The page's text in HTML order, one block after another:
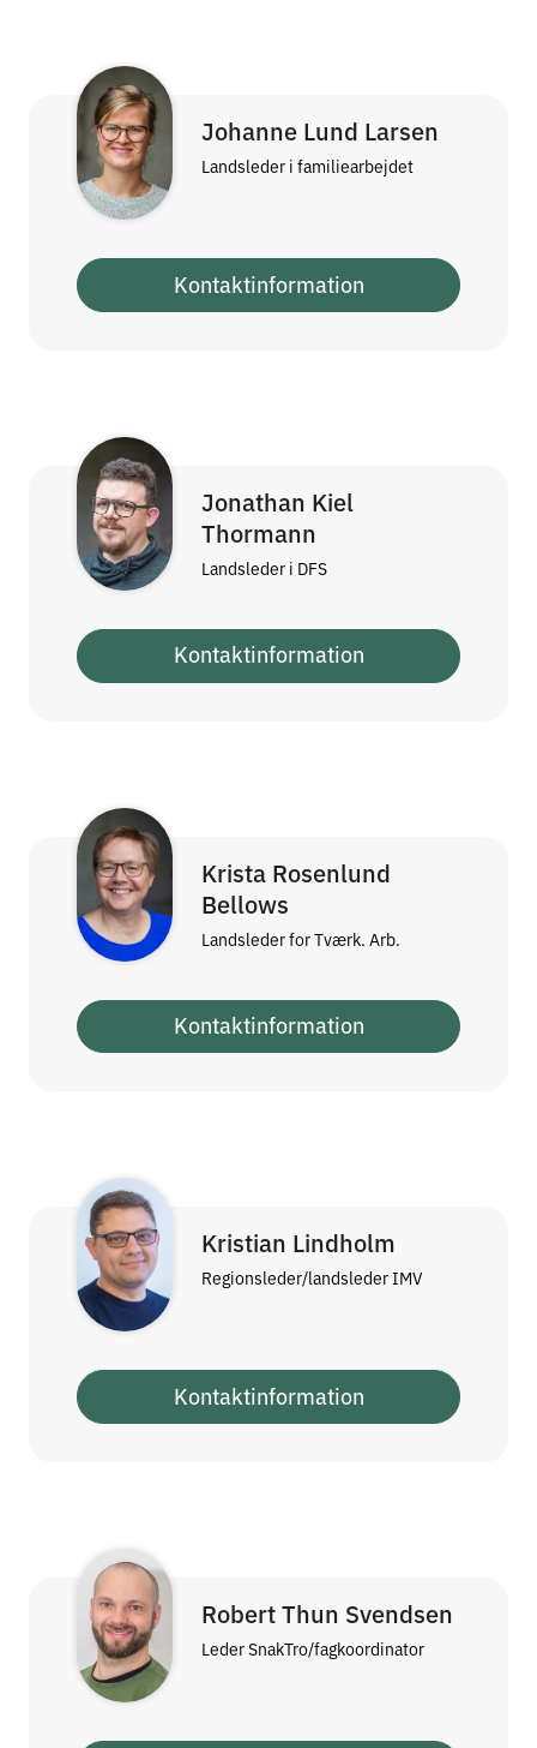
Johanne Lund Larsen
Landsleder i familiearbejdet
Kontaktinformation
Jonathan Kiel
Thormann
Landsleder i DFS
Kontaktinformation
Krista Rosenlund
Bellows
Landsleder for Tværk. Arb.
Kontaktinformation
Kristian Lindholm
Regionsleder/landsleder IMV
Kontaktinformation
Robert Thun Svendsen
Leder SnakTro/fagkoordinator